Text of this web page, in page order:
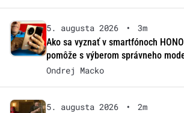
5. augusta 2026 •
3m
Ako sa vyznať v smartfónoch
pomôže s výberom správneho
Ondrej Macko
5. augusta 2026 •
2m